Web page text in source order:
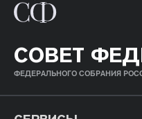
СОВЕТ
ФЕДЕРАЛЬНОГО СОБРАНИЯ